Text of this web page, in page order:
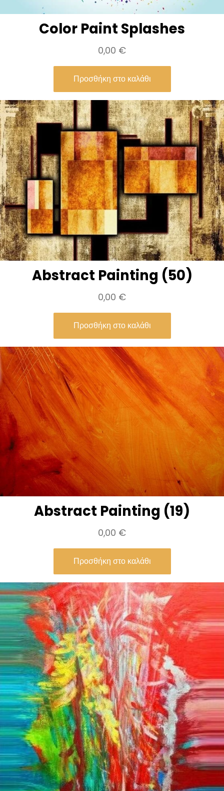
Color Paint Splashes
0,00 €
Προσθήκη στο καλάθι
Abstract Painting (50)
0,00 €
Προσθήκη στο καλάθι
Abstract Painting (19)
0,00 €
Προσθήκη στο καλάθι